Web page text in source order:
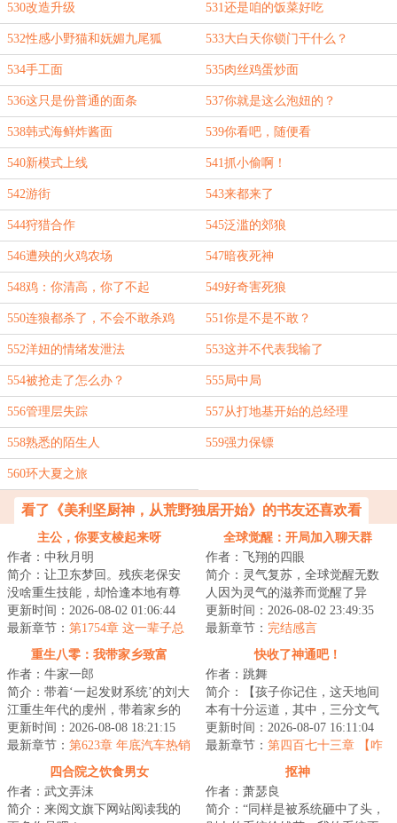
530改造升级 531还是咱的饭菜好吃
532性感小野猫和妩媚九尾狐 533大白天你锁门干什么？
534手工面 535肉丝鸡蛋炒面
536这只是份普通的面条 537你就是这么泡妞的？
538韩式海鲜炸酱面 539你看吧，随便看
540新模式上线 541抓小偷啊！
542游街 543来都来了
544狩猎合作 545泛滥的郊狼
546遭殃的火鸡农场 547暗夜死神
548鸡：你清高，你了不起 549好奇害死狼
550连狼都杀了，不会不敢杀鸡
吧？
551你是不是不敢？
552洋妞的情绪发泄法 553这并不代表我输了
554被抢走了怎么办？ 555局中局
556管理层失踪 557从打地基开始的总经理
558熟悉的陌生人 559强力保镖
560环大夏之旅
看了《美利坚厨神，从荒野独居开始》的书友还喜欢看
主公，你要支棱起来呀
作者：中秋月明
简介：让卫东梦回。残疾老保安
没啥重生技能，却恰逢本地有尊
通天彻地的超级大神，当然要鞍
前马后，悉心跟...
更新时间：2026-08-02 01:06:44
最新章节： 第1754章 这一辈子总
要为什么拼命
全球觉醒：开局加入聊天群
作者：飞翔的四眼
简介：灵气复苏，全球觉醒无数
人因为灵气的滋养而觉醒了异
能。有趣的是多数人都以为自己
才是唯一觉醒了异...
更新时间：2026-08-02 23:49:35
最新章节： 完结感言
重生八零：我带家乡致富
作者：牛家一郎
简介：带着‘一起发财系统’的刘大
江重生年代的虔州，带着家乡的
老表们从种银耳、养猪开始到慢
慢的造家电...
更新时间：2026-08-08 18:21:15
最新章节： 第623章 年底汽车热销
快收了神通吧！
作者：跳舞
简介：【孩子你记住，这天地间
本有十分运道，其中，三分文气
七分武，还有一分定乾坤！】
【++……咦？老祖...
更新时间：2026-08-07 16:11:04
最新章节： 第四百七十三章 【咋
四合院之饮食男女
作者：武文弄沫
简介：来阅文旗下网站阅读我的
抠神
作者：萧瑟良
简介：“同样是被系统砸中了头，